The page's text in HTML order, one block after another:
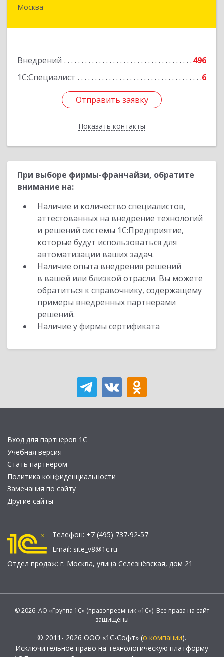
Москва
Внедрений
496
1С:Специалист
6
Отправить заявку
Показать контакты
109004, Москва г, Николоямская ул, дом № 52,
Отправить заявку
Назад
При выборе фирмы-франчайзи, обратите
внимание на:
Наличие и количество специалистов,
аттестованных на внедрение технологий
и решений системы 1С:Предприятие,
которые будут использоваться для
автоматизации ваших задач.
Наличие опыта внедрения решений
в вашей или близкой отрасли. Вы можете
обратиться к справочнику, содержащему
примеры внедренных партнерами
решений.
Наличие у фирмы сертификата
Вход для партнеров 1С
Учебная версия
Стать партнером
Политика конфиденциальности
Замечания по сайту
Другие сайты
Телефон: +7 (495) 737-92-57
Email: site_v8@1c.ru
Отдел продаж: г. Москва, улица Селезнёвская, дом 21
© 2026 АО «Группа 1С» (правопреемник «1С»). Все права на сайт
защищены
© 2011- 2026 ООО «1С-Софт» (о компании).
Исключительное право на технологическую платформу